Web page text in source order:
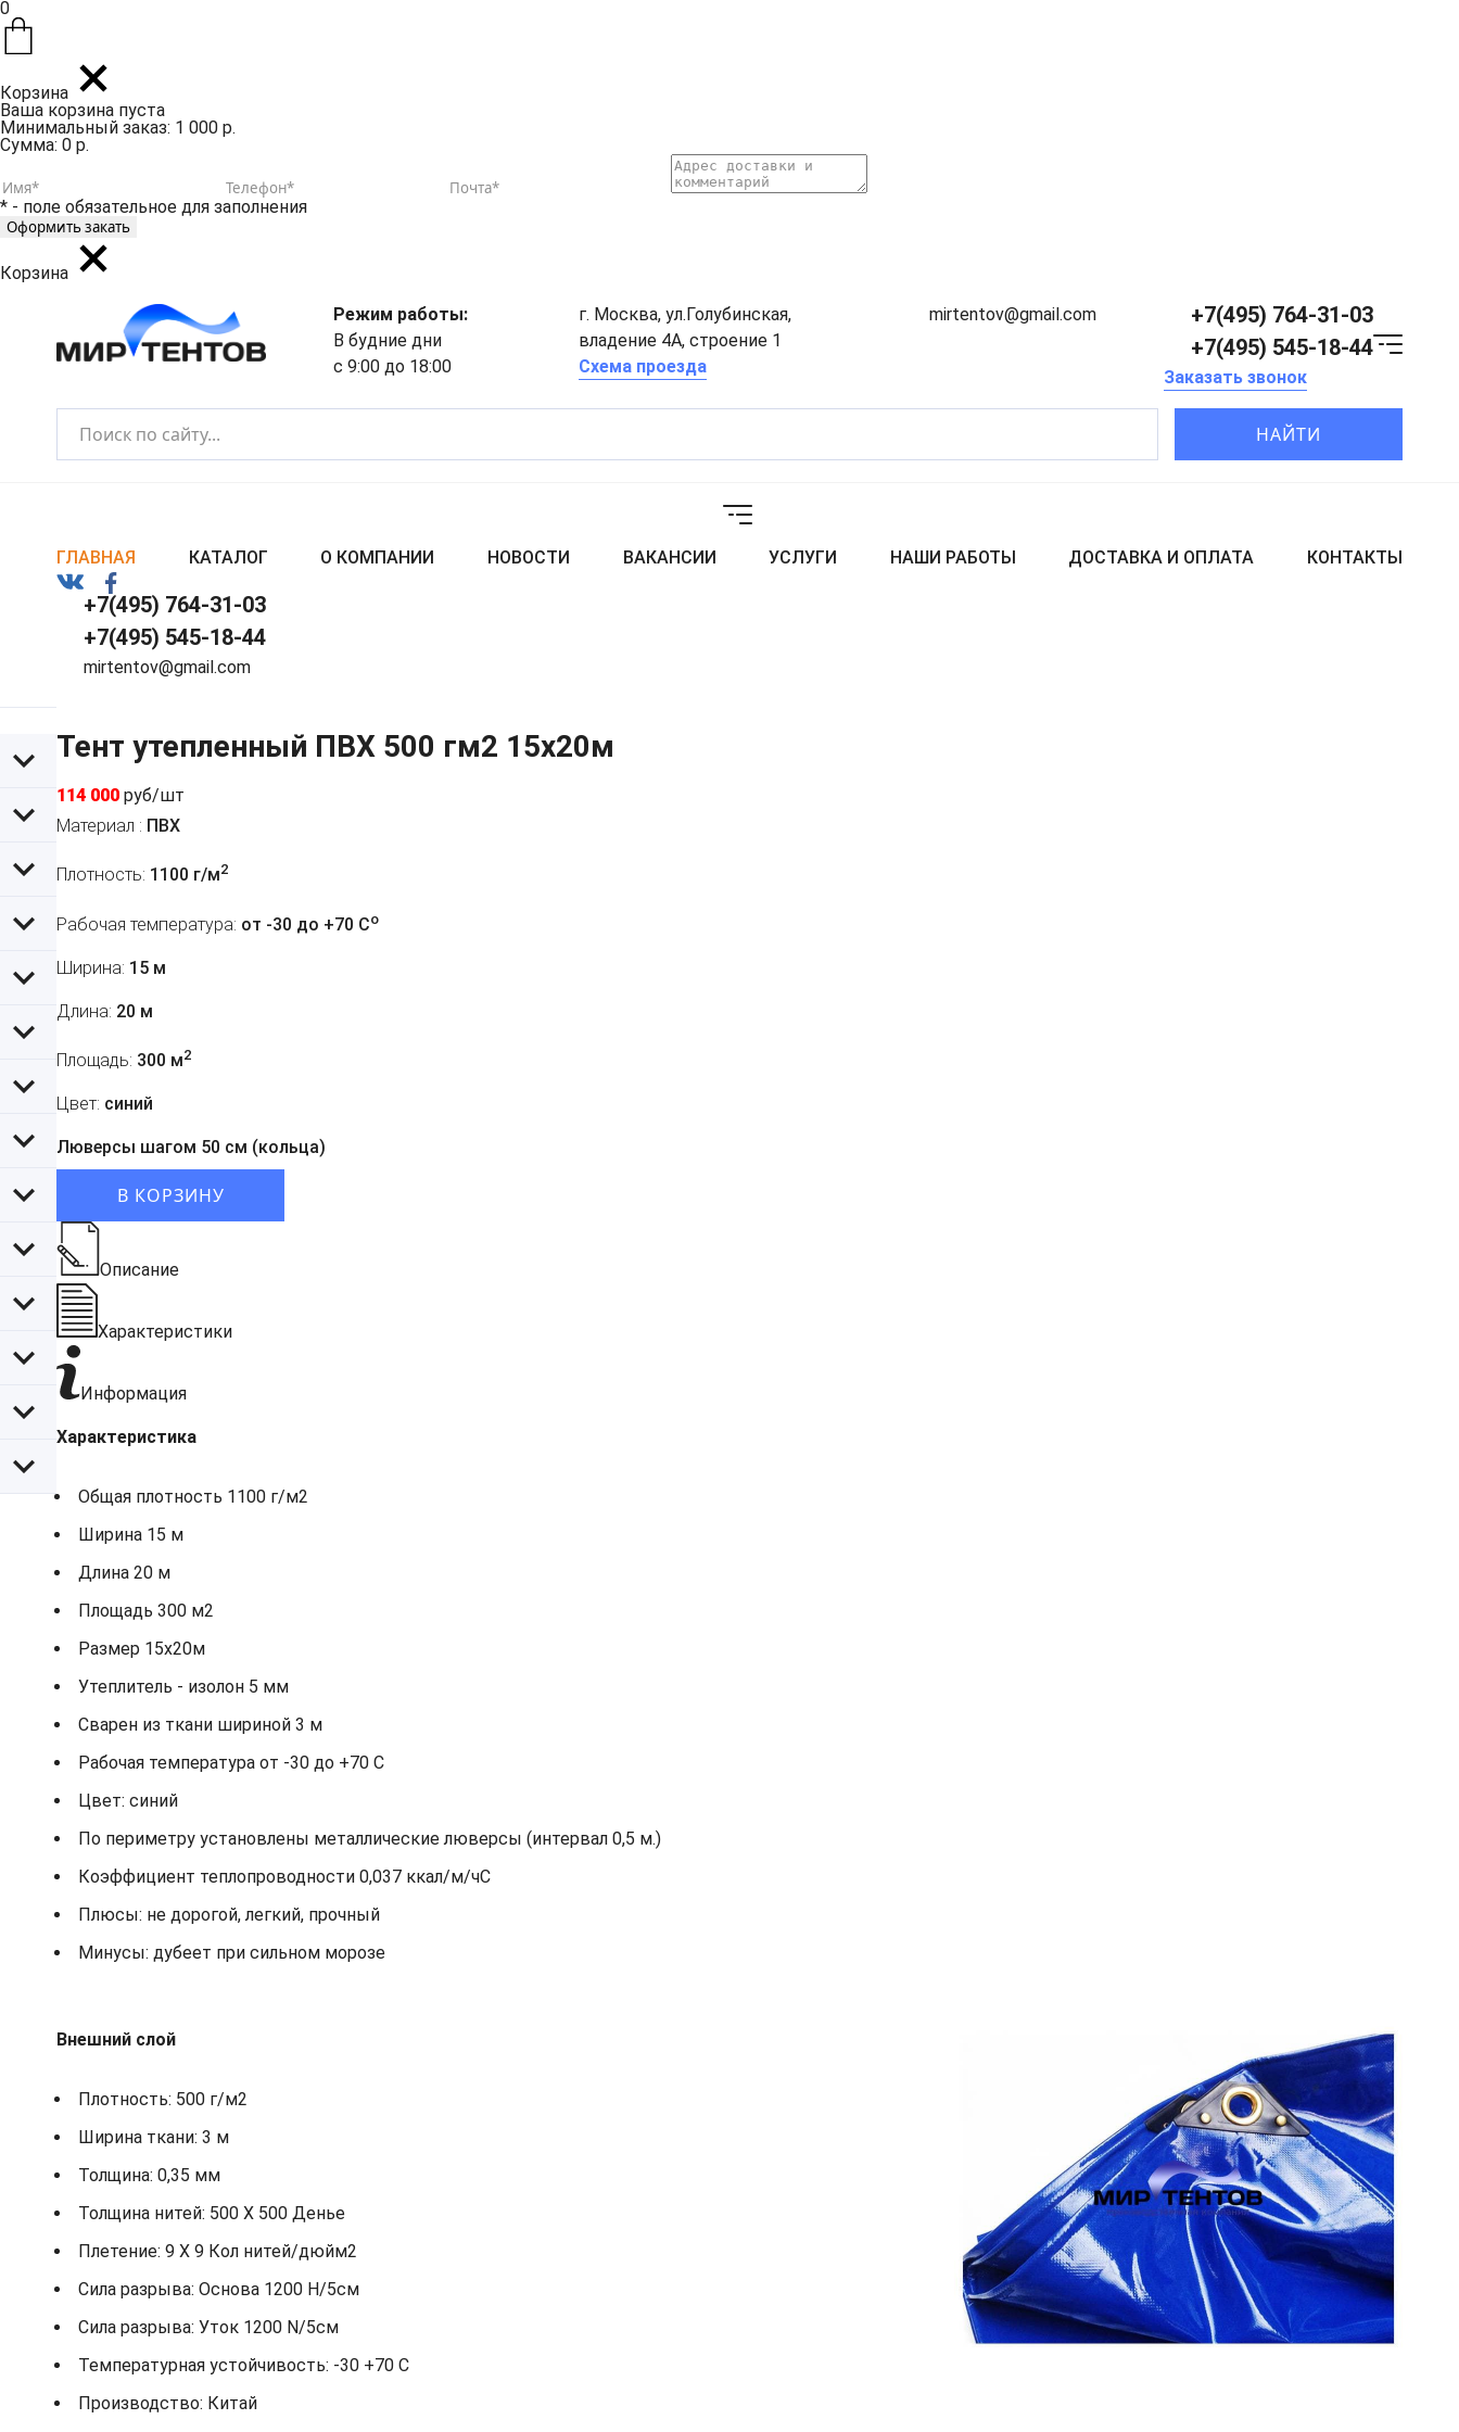
0
Корзина
Ваша корзина пуста
Минимальный заказ: 1 000 р.
Сумма: 0 р.
* - поле обязательное для заполнения
Корзина
Режим работы:
В будние дни
с 9:00 до 18:00
г. Москва, ул.Голубинская,
владение 4А, строение 1
Схема проезда
mirtentov@gmail.com
+7(495) 764-31-03
+7(495) 545-18-44
Заказать звонок
НАЙТИ
ГЛАВНАЯ КАТАЛОГ О КОМПАНИИ НОВОСТИ ВАКАНСИИ УСЛУГИ НАШИ РАБОТЫ ДОСТАВКА И ОПЛАТА КОНТАКТЫ
+7(495) 764-31-03
+7(495) 545-18-44
mirtentov@gmail.com
Тент утепленный ПВХ 500 гм2 15х20м
114 000 руб/шт
Материал : ПВХ
Плотность: 1100 г/м2
Рабочая температура: от -30 до +70 Co
Ширина: 15 м
Длина: 20 м
Площадь: 300 м2
Цвет: синий
Люверсы шагом 50 см (кольца)
В КОРЗИНУ
Описание
Характеристики
Информация
Характеристика
Общая плотность 1100 г/м2
Ширина 15 м
Длина 20 м
Площадь 300 м2
Размер 15х20м
Утеплитель - изолон 5 мм
Сварен из ткани шириной 3 м
Рабочая температура от -30 до +70 С
Цвет: синий
По периметру установлены металлические люверсы (интервал 0,5 м.)
Коэффициент теплопроводности 0,037 ккал/м/чС
Плюсы: не дорогой, легкий, прочный
Минусы: дубеет при сильном морозе
Внешний слой
Плотность: 500 г/м2
Ширина ткани: 3 м
Толщина: 0,35 мм
Толщина нитей: 500 X 500 Денье
Плетение: 9 X 9 Кол нитей/дюйм2
Сила разрыва: Основа 1200 Н/5см
Сила разрыва: Уток 1200 N/5см
Температурная устойчивость: -30 +70 С
Производство: Китай